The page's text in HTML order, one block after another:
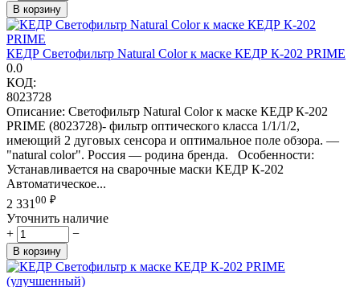
В корзину
КЕДР Светофильтр Natural Color к маске КЕДР К-202 PRIME
0.0
КОД:
8023728
Описание: Светофильтр Natural Color к маске КЕДP К-202
PRIME (8023728)- фильтр оптического класса 1/1/1/2,
имеющий 2 дуговых сенсора и оптимальное поле обзора. —
"natural color". Россия — родина бренда. Особенности:
Устанавливается на сварочные маски КЕДР К-202
Автоматическое...
2 331 00 ₽
Уточнить наличие
+
−
В корзину